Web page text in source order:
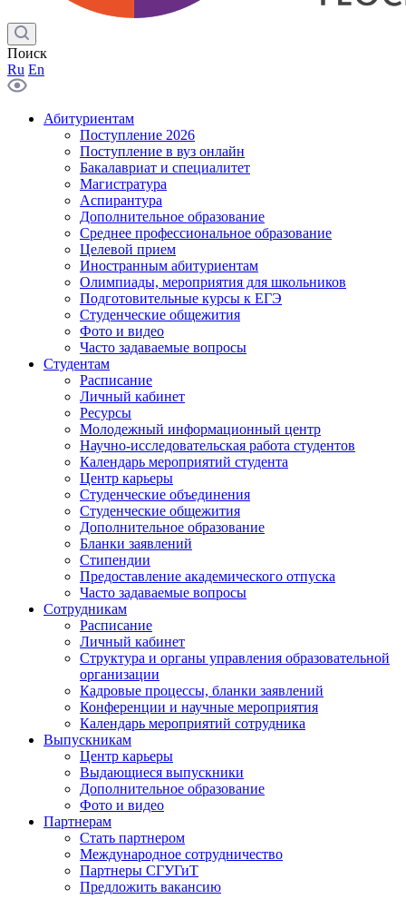
Поиск
Ru En
Абитуриентам
Поступление 2026
Поступление в вуз онлайн
Бакалавриат и специалитет
Магистратура
Аспирантура
Дополнительное образование
Среднее профессиональное образование
Целевой прием
Иностранным абитуриентам
Олимпиады, мероприятия для школьников
Подготовительные курсы к ЕГЭ
Студенческие общежития
Фото и видео
Часто задаваемые вопросы
Студентам
Расписание
Личный кабинет
Ресурсы
Молодежный информационный центр
Научно-исследовательская работа студентов
Календарь мероприятий студента
Центр карьеры
Студенческие объединения
Студенческие общежития
Дополнительное образование
Бланки заявлений
Стипендии
Предоставление академического отпуска
Часто задаваемые вопросы
Сотрудникам
Расписание
Личный кабинет
Структура и органы управления образовательной
организации
Кадровые процессы, бланки заявлений
Конференции и научные мероприятия
Календарь мероприятий сотрудника
Выпускникам
Центр карьеры
Выдающиеся выпускники
Дополнительное образование
Фото и видео
Партнерам
Стать партнером
Международное сотрудничество
Партнеры СГУГиТ
Предложить вакансию